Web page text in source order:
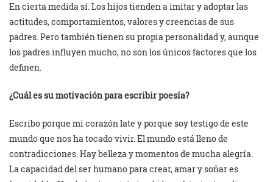
En cierta medida sí. Los hijos tienden a imitar y adoptar las
actitudes, comportamientos, valores y creencias de sus
padres. Pero también tienen su propia personalidad y, aunque
los padres influyen mucho, no son los únicos factores que los
definen.
¿Cuál es su motivación para escribir poesía?
Escribo porque mi corazón late y porque soy testigo de este
mundo que nos ha tocado vivir. El mundo está lleno de
contradicciones. Hay belleza y momentos de mucha alegría.
La capacidad del ser humano para crear, amar y soñar es